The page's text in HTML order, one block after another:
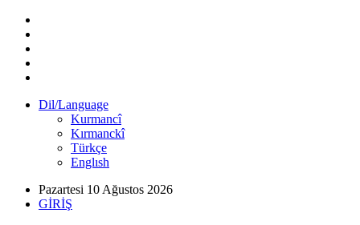
Dil/Language
Kurmancî
Kırmanckî
Türkçe
Englısh
Pazartesi 10 Ağustos 2026
GİRİŞ